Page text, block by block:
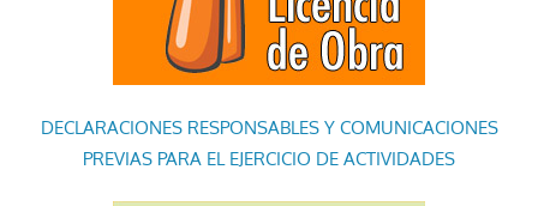
DECLARACIONES RESPONSABLES Y COMUNICACIONES
PREVIAS PARA EL EJERCICIO DE ACTIVIDADES